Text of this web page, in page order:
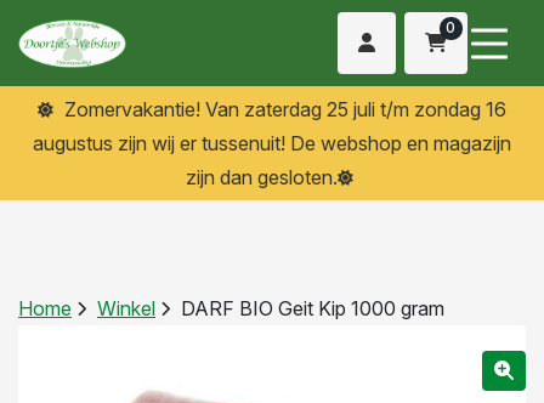
0
Zomervakantie! Van zaterdag 25 juli t/m zondag 16
augustus zijn wij er tussenuit! De webshop en magazijn
zijn dan gesloten.
Home Winkel DARF BIO Geit Kip 1000 gram